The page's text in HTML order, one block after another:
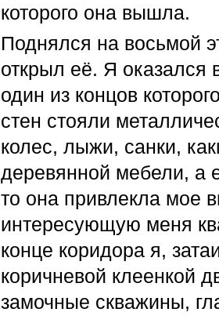
которого она вышла.
Поднялся на восьмой
открыл её. Я оказался
один из концов
стен стояли
колес, лыжи, санки,
деревянной мебели, а
то она привлекла мое
интересующую меня
конце коридора я,
коричневой клеенкой
замочные скважины,